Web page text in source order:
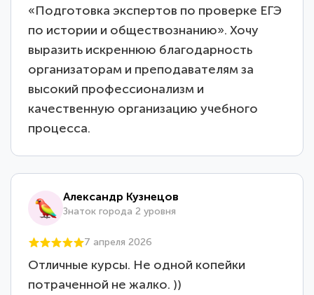
«Подготовка экспертов по проверке ЕГЭ
по истории и обществознанию». Хочу
выразить искреннюю благодарность
организаторам и преподавателям за
высокий профессионализм и
качественную организацию учебного
процесса.
Александр Кузнецов
Знаток города 2 уровня
7 апреля 2026
Отличные курсы. Не одной копейки
потраченной не жалко. ))